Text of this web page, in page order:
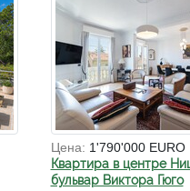
Цена: 1'790'000 EURO
Квартира в центре
бульвар Виктора Гюго